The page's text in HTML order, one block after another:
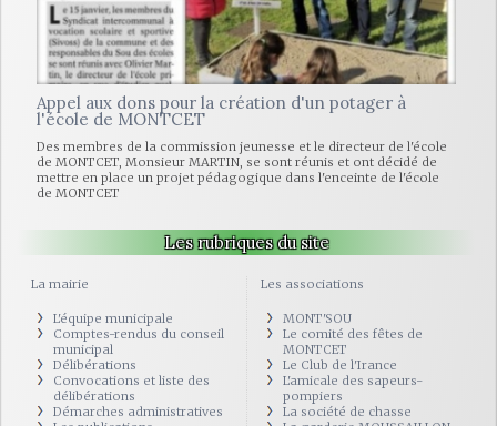
Appel aux dons pour la création d'un potager à
l'école de MONTCET
Des membres de la commission jeunesse et le directeur de l'école
de MONTCET, Monsieur MARTIN, se sont réunis et ont décidé de
mettre en place un projet pédagogique dans l'enceinte de l'école
de MONTCET
Les rubriques du site
La mairie
L'équipe municipale
Comptes-rendus du conseil
municipal
Délibérations
Convocations et liste des
délibérations
Démarches administratives
Les associations
MONT'SOU
Le comité des fêtes de
MONTCET
Le Club de l'Irance
L'amicale des sapeurs-
pompiers
La société de chasse